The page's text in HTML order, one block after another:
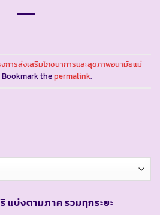
งการส่งเสริมโภชนาการและสุขภาพอนามัยแม่
Bookmark thepermalink.
แบ่งตามภาค รวมทุกระยะ